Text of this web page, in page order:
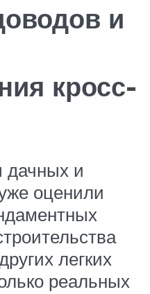
и
кросс-
дачных и
оценили
легких
реальных